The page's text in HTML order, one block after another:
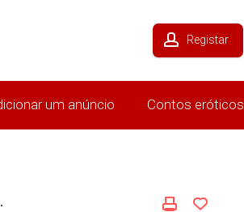
Registar
um anúncio Contos eróticos